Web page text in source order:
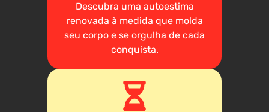
Descubra uma autoestima
renovada à medida que molda
seu corpo e se orgulha de cada
conquista.